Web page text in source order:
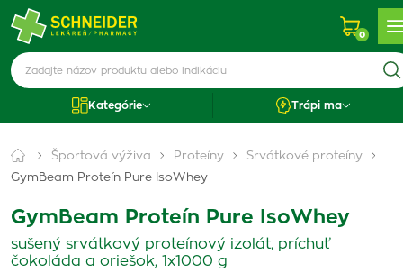
0
Kategórie Trápi ma
Športová výživa Proteíny
Srvátkové proteíny
GymBeam Proteín Pure IsoWhey
GymBeam Proteín Pure IsoWhey
sušený srvátkový proteínový izolát, príchuť
čokoláda a oriešok, 1x1000 g